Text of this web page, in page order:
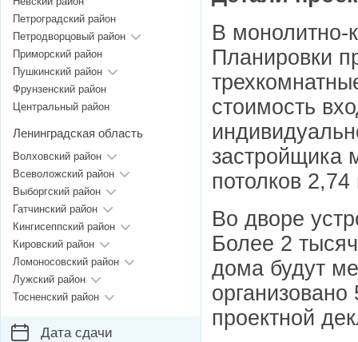
В монолитно-
Планировки
стоимость
застройщика
потолков
Во дворе
Более 2
дома будут
проектной
Петроградский район
Петродворцовый район
Приморский район
Пушкинский район
Фрунзенский район
Центральный район
Ленинградская область
Волховский район
Всеволожский район
Выборгский район
Гатчинский район
Кингисеппский район
Кировский район
Ломоносовский район
Лужский район
Тосненский район
Дата сдачи